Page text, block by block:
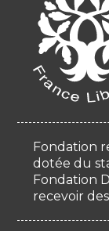
Fondation
dotée du
Fondation
recevoir